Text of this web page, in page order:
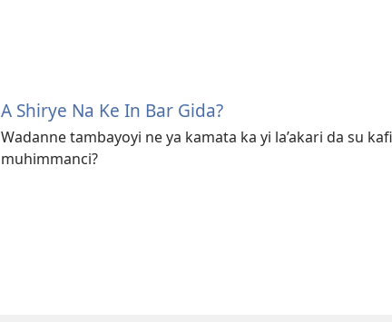
A Shirye Na Ke In Bar Gida?
Wadanne tambayoyi ne ya kamata ka yi la’akari da su
muhimmanci?